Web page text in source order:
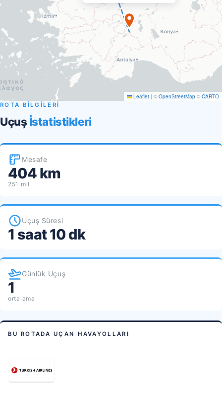
Leaflet | © OpenStreetMap © CARTO
ROTA BİLGİLERİ
Uçuş İstatistikleri
Mesafe
404 km
251 mil
Uçuş Süresi
1 saat 10 dk
Günlük Uçuş
1
ortalama
BU ROTADA UÇAN HAVAYOLLARI